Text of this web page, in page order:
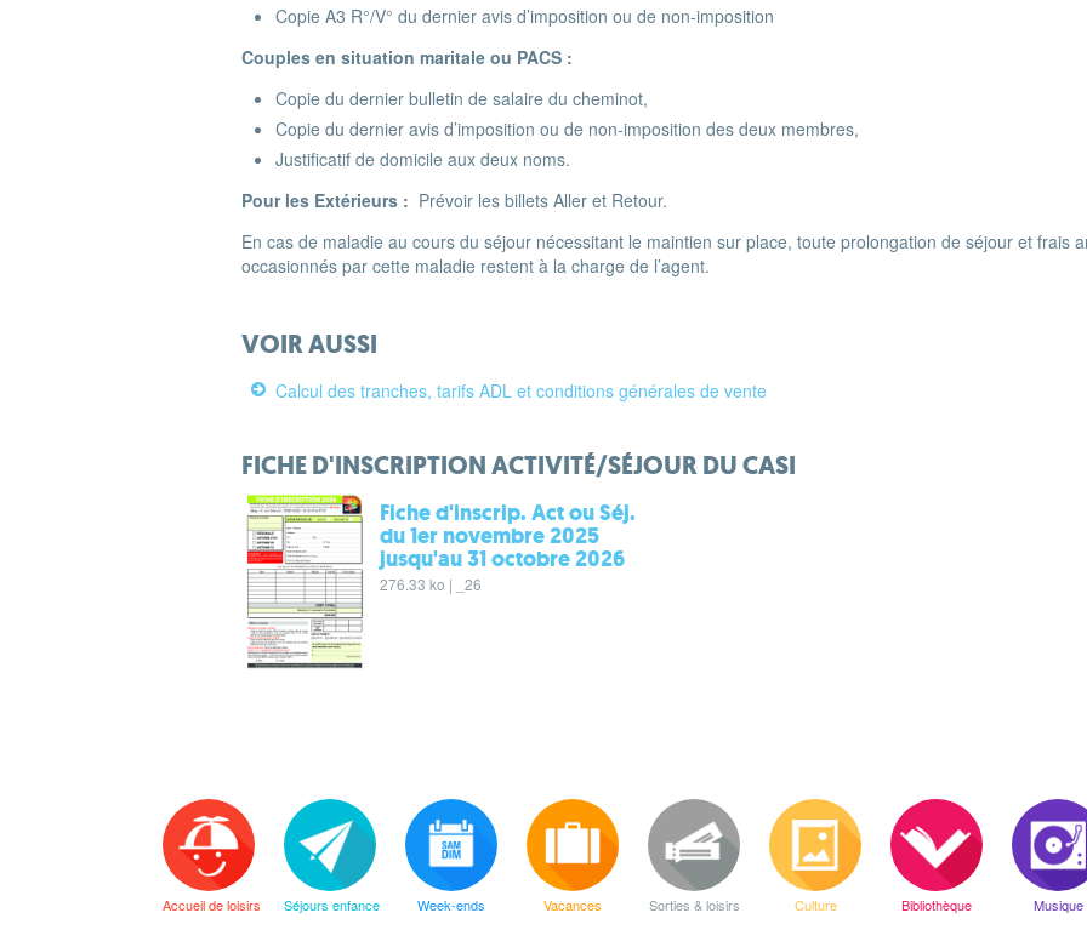
Copie A3 R°/V° du dernier avis d’imposition ou de non-imposition
Couples en situation maritale ou PACS :
Copie du dernier bulletin de salaire du cheminot,
Copie du dernier avis d’imposition ou de non-imposition des deux membres,
Justificatif de domicile aux deux noms.
Pour les Extérieurs : Prévoir les billets Aller et Retour.
En cas de maladie au cours du séjour nécessitant le maintien sur place, toute prolongation de séjour et frais
occasionnés par cette maladie restent à la charge de l’agent.
VOIR AUSSI
Calcul des tranches, tarifs ADL et conditions générales de vente
FICHE D'INSCRIPTION ACTIVITÉ/SÉJOUR DU CASI
Fiche d'inscrip. Act ou Séj.
du 1er novembre 2025
jusqu'au 31 octobre 2026
276.33 ko | _26
Accueil de loisirs Séjours enfance Week-ends Vacances Sorties & loisirs Culture Bibliothèque Musique